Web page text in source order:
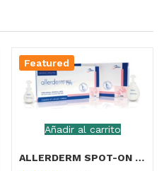
Añadir al carrito
Featured
ALLERDERM SPOT-ON 2 ml 6 pip < 10 Kg